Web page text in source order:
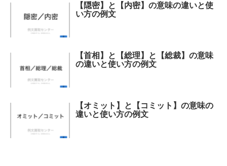
【隠密】と【内密】の意味の違いと使
い方の例文
【首相】と【総理】と【総裁】の意味
の違いと使い方の例文
【オミット】と【コミット】の意味の
違いと使い方の例文